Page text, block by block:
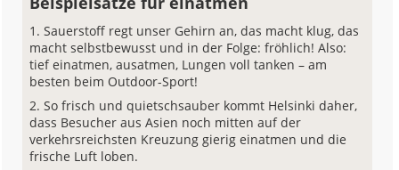
Sauerstoff regt unser Gehirn an, das macht klug, das
macht selbstbewusst und in der Folge: fröhlich! Also:
tief einatmen, ausatmen, Lungen voll tanken – am
besten beim Outdoor-Sport!
So frisch und quietschsauber kommt Helsinki daher,
dass Besucher aus Asien noch mitten auf der
verkehrsreichsten Kreuzung gierig einatmen und die
frische Luft loben.